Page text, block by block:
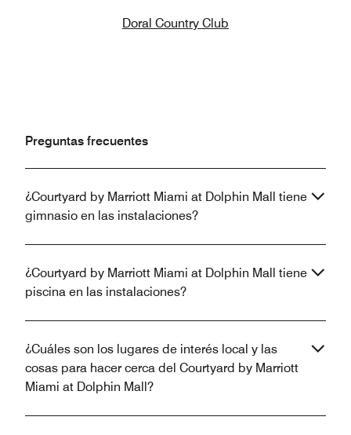
Doral Country Club
Preguntas frecuentes
¿Courtyard by Marriott Miami at Dolphin Mall tiene
gimnasio en las instalaciones?
¿Courtyard by Marriott Miami at Dolphin Mall tiene
piscina en las instalaciones?
¿Cuáles son los lugares de interés local y las
cosas para hacer cerca del Courtyard by Marriott
Miami at Dolphin Mall?